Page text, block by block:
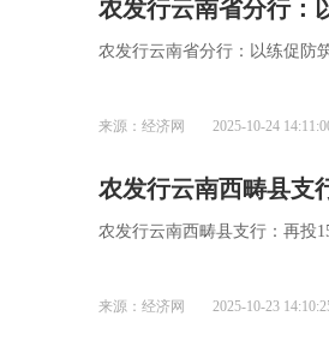
来源：经济网 2025-10-24
农发行云南西畴县支
农发行云南西畴县支行：再投
来源：经济网 2025-10-23